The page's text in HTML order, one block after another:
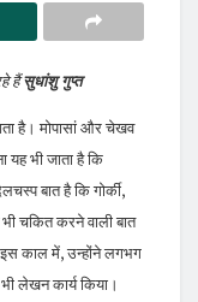
हैंसुधांशु गुप्त
है। मोपासां और चेखव
भी जाता है कि
बात है कि गोर्की,
चकित करने वाली बात
काल में, उन्होंने लगभग
लेखन कार्य किया।